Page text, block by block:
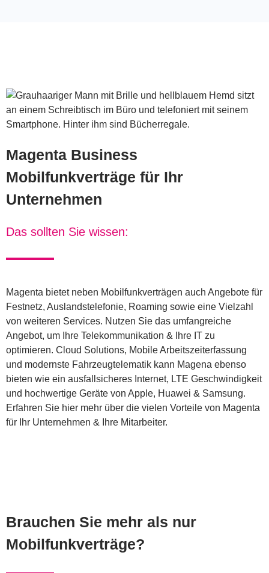
Magenta Business
Mobilfunkverträge für Ihr
Unternehmen
Das sollten Sie wissen:
Magenta bietet neben Mobilfunkverträgen auch Angebote für
Festnetz, Auslandstelefonie, Roaming sowie eine Vielzahl
von weiteren Services. Nutzen Sie das umfangreiche
Angebot, um Ihre Telekommunikation & Ihre IT zu
optimieren. Cloud Solutions, Mobile Arbeitszeiterfassung
und modernste Fahrzeugtelematik kann Magena ebenso
bieten wie ein ausfallsicheres Internet, LTE Geschwindigkeit
und hochwertige Geräte von Apple, Huawei & Samsung.
Erfahren Sie hier mehr über die vielen Vorteile von Magenta
für Ihr Unternehmen & Ihre Mitarbeiter.
Brauchen Sie mehr als nur
Mobilfunkverträge?